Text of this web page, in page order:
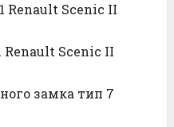
Renault Scenic II
Scenic II
замка тип 7